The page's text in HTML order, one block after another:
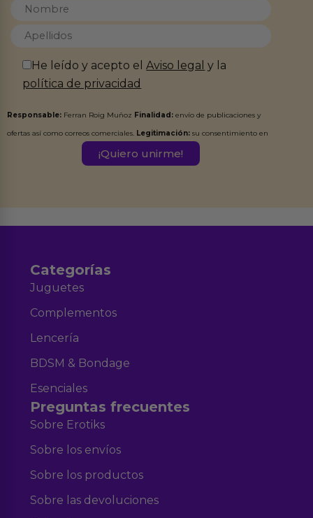
He leído y acepto elAviso legal y la
política de privacidad
Responsable: Ferran Roig Muñoz Finalidad: envío de publicaciones y
ofertas así como correos comerciales. Legitimación: su consentimiento en
Destinatarios:Ferran Roig Muñoz. Podrás ejercer tus
Categorías
Juguetes
Complementos
Lencería
BDSM & Bondage
Esenciales
Preguntas frecuentes
Sobre Erotiks
Sobre los envíos
Sobre los productos
Sobre las devoluciones